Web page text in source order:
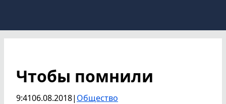
Чтобы помнили
9:4106.08.2018| Общество